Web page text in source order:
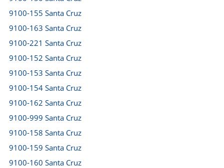
9100-155 Santa Cruz
9100-163 Santa Cruz
9100-221 Santa Cruz
9100-152 Santa Cruz
9100-153 Santa Cruz
9100-154 Santa Cruz
9100-162 Santa Cruz
9100-999 Santa Cruz
9100-158 Santa Cruz
9100-159 Santa Cruz
9100-160 Santa Cruz